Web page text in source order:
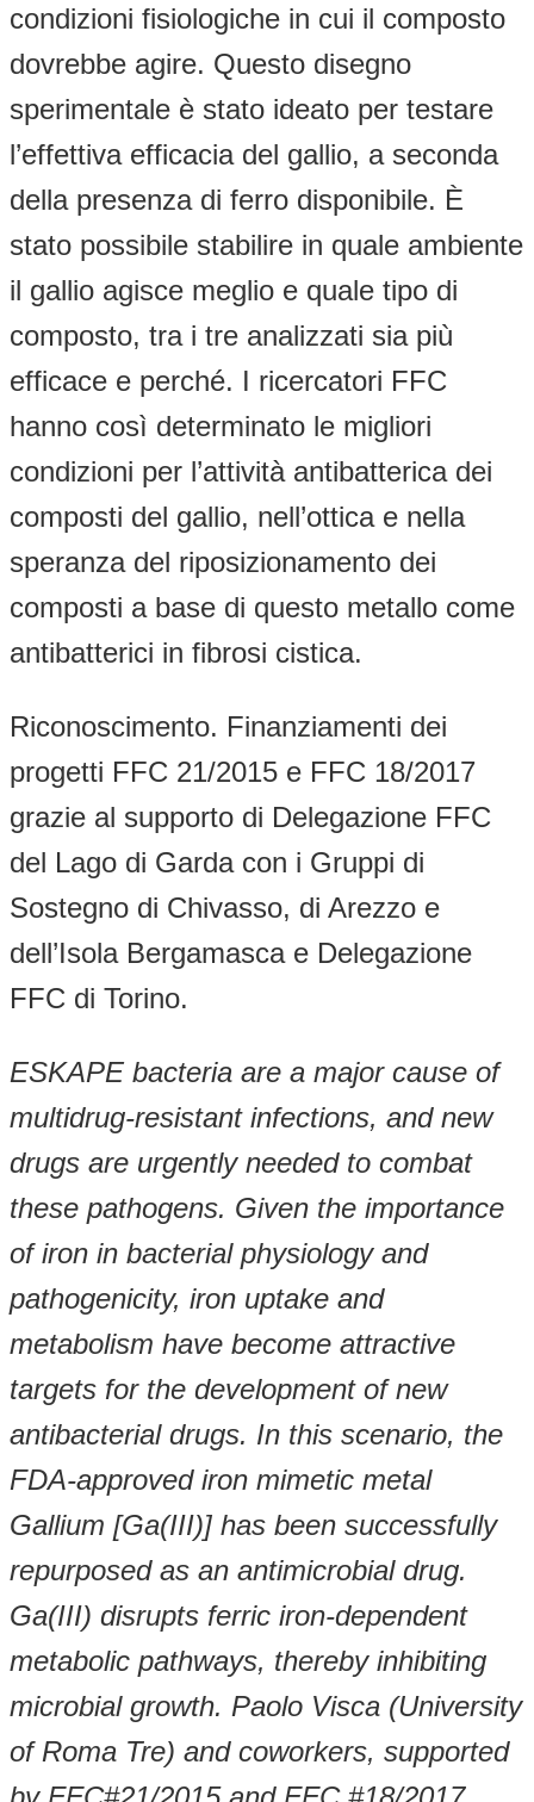
condizioni fisiologiche in cui il composto
dovrebbe agire. Questo disegno
sperimentale è stato ideato per testare
l’effettiva efficacia del gallio, a seconda
della presenza di ferro disponibile. È
stato possibile stabilire in quale ambiente
il gallio agisce meglio e quale tipo di
composto, tra i tre analizzati sia più
efficace e perché. I ricercatori FFC
hanno così determinato le migliori
condizioni per l’attività antibatterica dei
composti del gallio, nell’ottica e nella
speranza del riposizionamento dei
composti a base di questo metallo come
antibatterici in fibrosi cistica.
Riconoscimento. Finanziamenti dei
progetti FFC 21/2015 e FFC 18/2017
grazie al supporto di Delegazione FFC
del Lago di Garda con i Gruppi di
Sostegno di Chivasso, di Arezzo e
dell’Isola Bergamasca e Delegazione
FFC di Torino.
ESKAPE bacteria are a major cause of
multidrug-resistant infections, and new
drugs are urgently needed to combat
these pathogens. Given the importance
of iron in bacterial physiology and
pathogenicity, iron uptake and
metabolism have become attractive
targets for the development of new
antibacterial drugs. In this scenario, the
FDA-approved iron mimetic metal
Gallium [Ga(III)] has been successfully
repurposed as an antimicrobial drug.
Ga(III) disrupts ferric iron-dependent
metabolic pathways, thereby inhibiting
microbial growth. Paolo Visca (University
of Roma Tre) and coworkers, supported